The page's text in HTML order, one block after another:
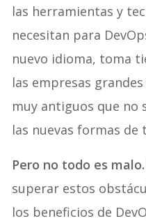
las herramientas y
necesitan para
nuevo idioma, toma
las empresas
muy antiguos que no
las nuevas formas de
Pero no todo es malo.
superar estos
los beneficios de